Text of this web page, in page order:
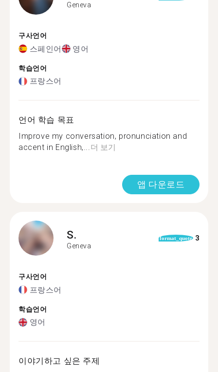
Geneva
구사언어
스페인어 영어
학습언어
프랑스어
언어 학습 목표
Improve my conversation, pronunciation and
accent in English,...더 보기
앱 다운로드
S.
Geneva
format_quote 3
구사언어
프랑스어
학습언어
영어
이야기하고 싶은 주제